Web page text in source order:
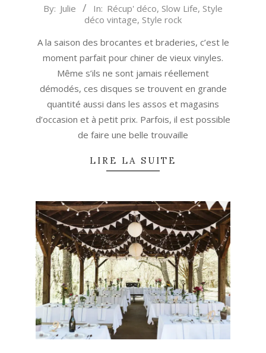
2023-
19
By: Julie In: Récup' déco, Slow Life, Style
déco vintage, Style rock
A la saison des brocantes et braderies, c’est le
moment parfait pour chiner de vieux vinyles.
Même s’ils ne sont jamais réellement
démodés, ces disques se trouvent en grande
quantité aussi dans les assos et magasins
d’occasion et à petit prix. Parfois, il est possible
de faire une belle trouvaille
LIRE LA SUITE